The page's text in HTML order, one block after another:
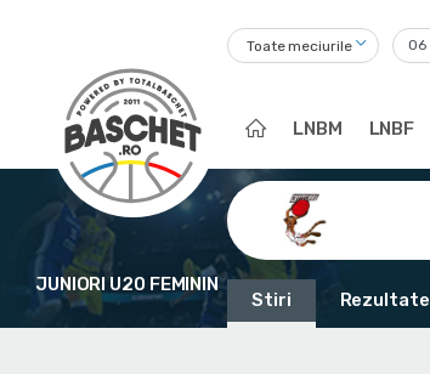
Toate meciurile
LNBM LNBF
JUNIORI U20 FEMININ
Stiri Rezultate